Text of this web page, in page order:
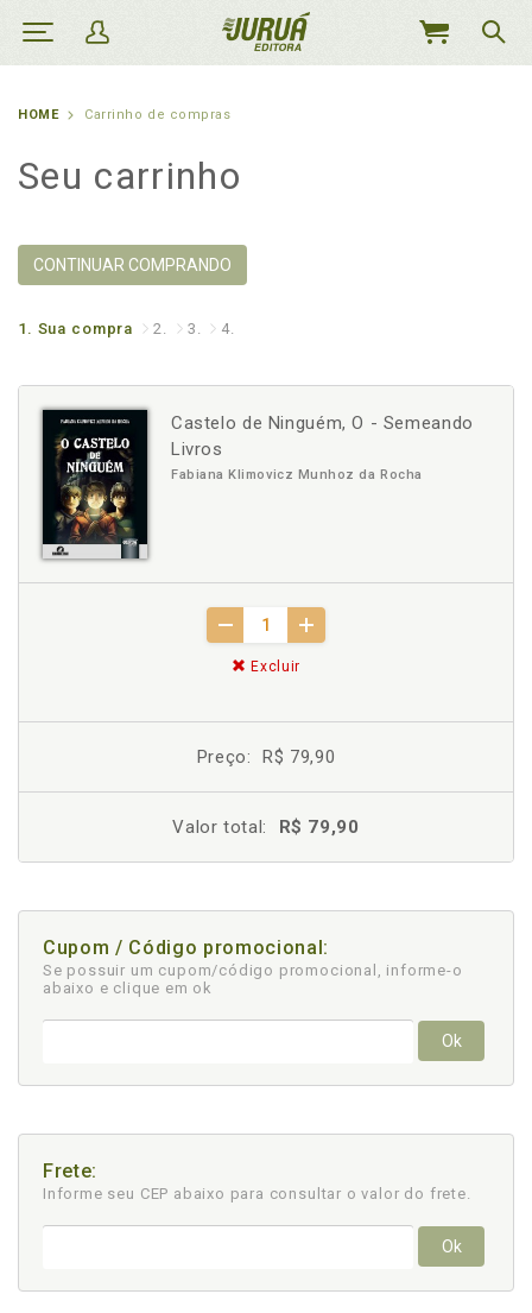
MEU
HOME Carrinho de compras
Seu carrinho
CONTINUAR COMPRANDO
1. Sua compra 2. 3. 4.
Castelo de Ninguém, O - Semeando
Livros
Fabiana Klimovicz Munhoz da Rocha
Excluir
Preço: R$ 79,90
Valor total: R$ 79,90
Cupom / Código promocional:
Se possuir um cupom/código promocional, informe-o
abaixo e clique em ok
Ok
Frete:
Informe seu CEP abaixo para consultar o valor do frete.
Ok